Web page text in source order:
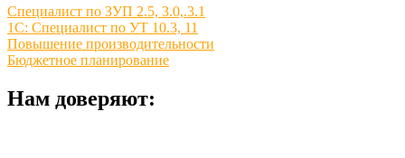
Специалист по ЗУП 2.5, 3.0,.3.1
1С: Специалист по УТ 10.3, 11
Повышение производительности
Бюджетное планирование
Нам доверяют: